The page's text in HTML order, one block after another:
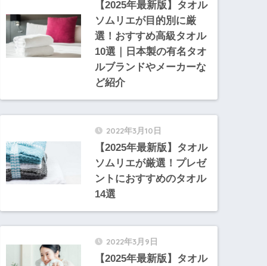
【2025年最新版】タオル
ソムリエが目的別に厳
選！おすすめ高級タオル
10選｜日本製の有名タオ
ルブランドやメーカーな
ど紹介
2022年3月10日
【2025年最新版】タオル
ソムリエが厳選！プレゼ
ントにおすすめのタオル
14選
2022年3月9日
【2025年最新版】タオル